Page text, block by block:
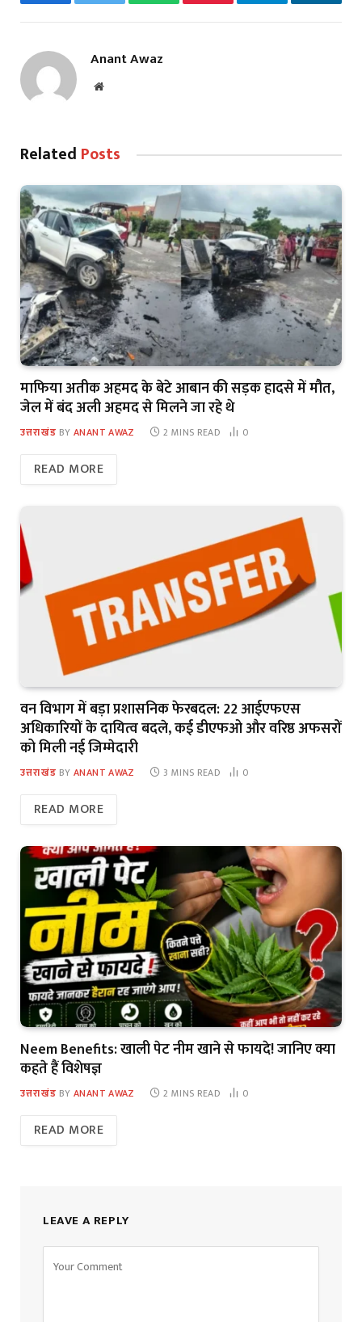
Anant Awaz
Website
Related Posts
माफिया अतीक अहमद के बेटे आबान की सड़क हादसे में मौत,
जेल में बंद अली अहमद से मिलने जा रहे थे
उत्तराखंड BY ANANT AWAZ 2 MINS READ 0
READ MORE
वन विभाग में बड़ा प्रशासनिक फेरबदल: 22 आईएफएस
अधिकारियों के दायित्व बदले, कई डीएफओ और वरिष्ठ अफसरों
को मिली नई जिम्मेदारी
उत्तराखंड BY ANANT AWAZ 3 MINS READ 0
READ MORE
Neem Benefits: खाली पेट नीम खाने से फायदे! जानिए क्या
कहते हैं विशेषज्ञ
उत्तराखंड BY ANANT AWAZ 2 MINS READ 0
READ MORE
LEAVE A REPLY